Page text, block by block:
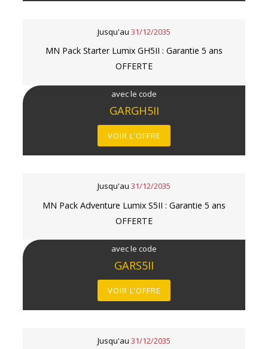
Jusqu'au 31/12/2035
MN Pack Starter Lumix GH5II : Garantie 5 ans
OFFERTE
avec le code
GARGH5II
VOIR L'OFFRE
Jusqu'au 31/12/2035
MN Pack Adventure Lumix S5II : Garantie 5 ans
OFFERTE
avec le code
GARS5II
VOIR L'OFFRE
Jusqu'au 31/12/2035